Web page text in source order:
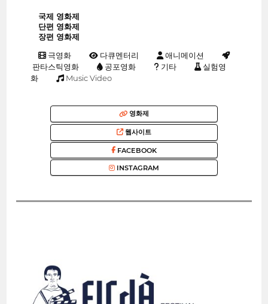
국제 영화제
단편 영화제
장편 영화제
극영화 다큐멘터리
애니메이션
판타스틱영화
공포영화 기타
실험영
화
Music Video
영화제
웹사이트
FACEBOOK
INSTAGRAM